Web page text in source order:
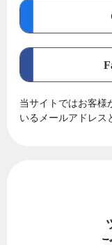
当サイトではお客様
いるメールアドレス